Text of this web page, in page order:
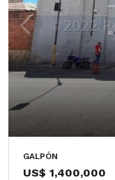
GALPÓN
US$ 1,400,000